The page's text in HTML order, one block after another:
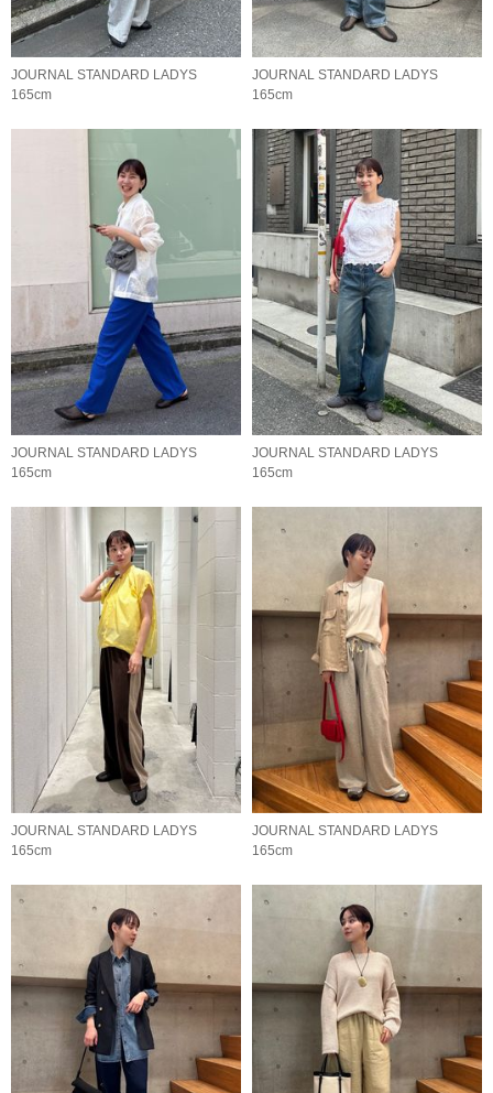
JOURNAL STANDARD LADYS
165cm
JOURNAL STANDARD LADYS
165cm
JOURNAL STANDARD LADYS
165cm
JOURNAL STANDARD LADYS
165cm
JOURNAL STANDARD LADYS
165cm
JOURNAL STANDARD LADYS
165cm